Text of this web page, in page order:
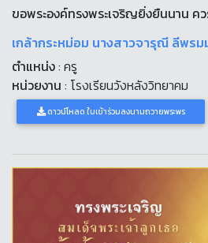
ขอพระองค์ทรงพระเจริญยิ่งยืนนาน ค
เกล้ากระหม่อม นางสาวจารุณี ลีพรม
ตำแหน่ง: ครู
หน่วยงาน : โรงเรียนวังหลังวิทยาคม
ดาวน์โหลด ใบเข้าร่วมลงนามถวายพระพร